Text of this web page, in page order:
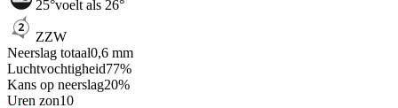
25°voelt als 26°
ZZW
Neerslag totaal0,6 mm
Luchtvochtigheid77%
Kans op neerslag20%
Uren zon10